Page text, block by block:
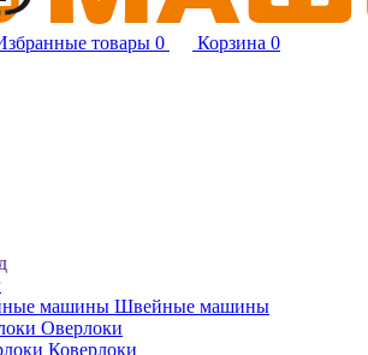
товары 0 Корзина 0
Швейные машины
Оверлоки
Коверлоки